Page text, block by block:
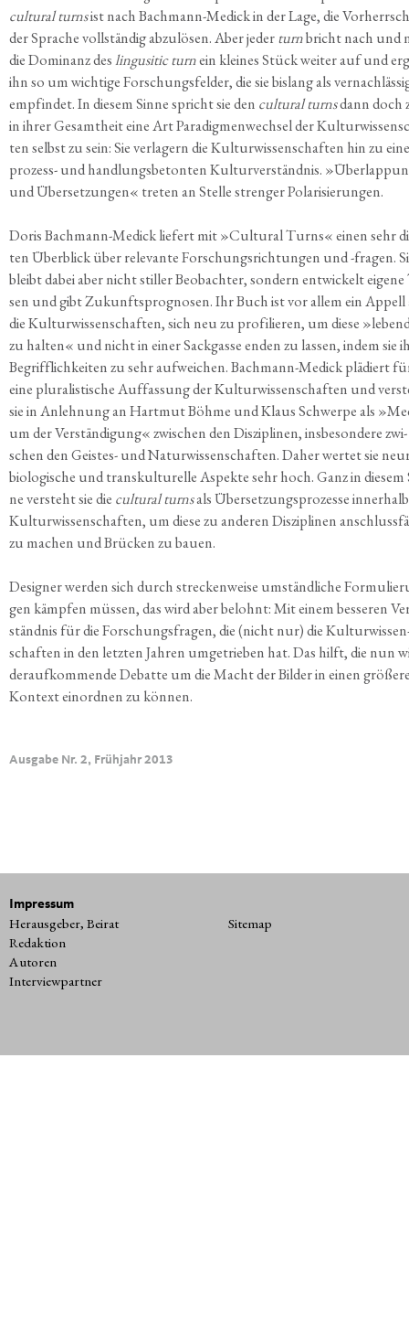
cul­tu­ral turnsist nach Bach­mann-Medick in der Lage, die
der Spra­che voll­stän­dig abzu­lö­sen. Aber jederturnbricht nach und
die Domi­nanz deslin­gu­si­tic turnein klei­nes Stück wei­ter auf und
ihn so um wich­ti­ge For­schungs­fel­der, die sie bis­lang als
emp­fin­det. In die­sem Sin­ne spricht sie den cul­tu­ral turnsdann doch
in ihrer Gesamt­heit eine Art Para­dig­men­wech­sel der
ten selbst zu sein: Sie ver­la­gern die Kul­tur­wis­sen­schaf­ten hin zu
pro­zess- und hand­lungs­be­ton­ten Kul­tur­ver­ständ­nis.
und Über­set­zun­gen« tre­ten an Stel­le stren­ger Polarisierungen.
Doris Bach­mann-Medick lie­fert mit »Cul­tu­ral Turns« einen sehr
ten Über­blick über rele­van­te For­schungs­rich­tun­gen und -fra­gen.
bleibt dabei aber nicht stil­ler Beob­ach­ter, son­dern ent­wi­ckelt
sen und gibt Zukunfts­pro­gno­sen. Ihr Buch ist vor allem ein Appell
die Kul­tur­wis­sen­schaf­ten, sich neu zu pro­fi­lie­ren, um die­se
zu hal­ten« und nicht in einer Sack­gas­se enden zu las­sen, indem sie
Begriff­lich­kei­ten zu sehr auf­wei­chen. Bach­mann-Medick plä­diert
eine plu­ra­lis­ti­sche Auf­fas­sung der Kul­tur­wis­sen­schaf­ten und
sie in Anleh­nung an Hart­mut Böh­me und Klaus Schwer­pe als
um der Ver­stän­di­gung« zwi­schen den Dis­zi­pli­nen, ins­be­son­de­re zwi­
schen den Geis­tes- und Natur­wis­sen­schaf­ten. Daher wer­tet sie
bio­lo­gi­sche und trans­kul­tu­rel­le Aspek­te sehr hoch. Ganz in
ne ver­steht sie die cul­tu­ral turnsals Über­set­zungs­pro­zes­se
Kul­tur­wis­sen­schaf­ten, um die­se zu ande­ren Dis­zi­pli­nen
zu machen und Brü­cken zu bauen.
Desi­gner wer­den sich durch stre­cken­wei­se umständ­li­che
gen kämp­fen müs­sen, das wird aber belohnt: Mit einem bes­se­ren
ständ­nis für die For­schungs­fra­gen, die (nicht nur) die
schaf­ten in den letz­ten Jah­ren umge­trie­ben hat. Das hilft, die nun
der­auf­kom­men­de Debat­te um die Macht der Bil­der in einen
Kon­text ein­ord­nen zu können.
Ausgabe Nr. 2, Frühjahr 2013
Impressum
Herausgeber, Beirat
Redaktion
Autoren
Interviewpartner
Sitemap